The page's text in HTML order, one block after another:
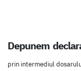
Depunem
prin intermediul